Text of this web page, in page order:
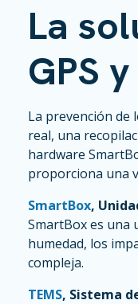
La
GPS
La prevención
real, una
hardware
proporciona una
SmartBox,
SmartBox es una
humedad, los
compleja.
TEMS, Sistema